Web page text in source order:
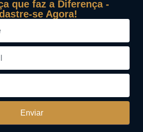
que faz a Diferença -
se Agora!
Enviar